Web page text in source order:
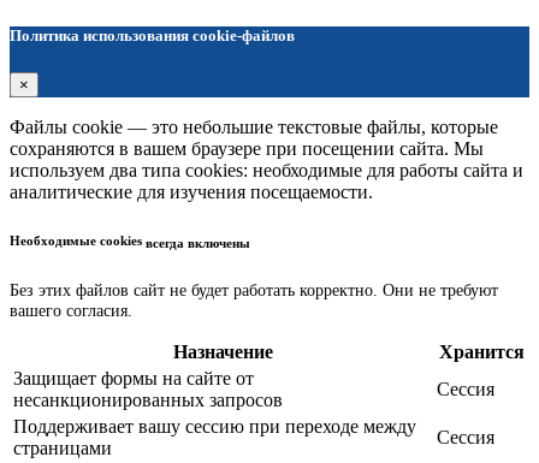
Политика использования cookie-файлов
×
Файлы cookie — это небольшие текстовые файлы, которые
сохраняются в вашем браузере при посещении сайта. Мы
используем два типа cookies: необходимые для работы сайта и
аналитические для изучения посещаемости.
Необходимые cookies всегда включены
Без этих файлов сайт не будет работать корректно. Они не требуют
вашего согласия.
Назначение
Хранится
Защищает формы на сайте от
несанкционированных запросов
Сессия
Поддерживает вашу сессию при переходе между
страницами
Сессия